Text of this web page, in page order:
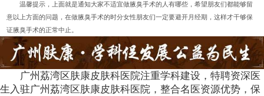
温馨提示，上面就是通知大家不适宜做腋臭手术的人有哪些，希望朋友们都能够留
意以上方面的问题，在做腋臭手术的时分女性朋友们一定要避开月经期，这样才干够保
证腋臭手术的正常中止。
广州荔湾区肤康皮肤科医院注重学科建设，特聘资深医
生入驻广州荔湾区肤康皮肤科医院，整合名医资源优势，保